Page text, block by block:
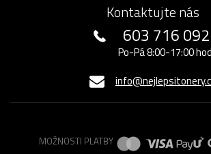
Kontaktujte nás
603 716 092
Po-Pá 8:00-17:00
MOŽNOSTI PLATBY